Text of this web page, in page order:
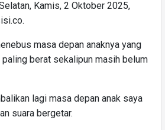
Kamis, 2 Oktober 2025,
masa depan anaknya yang
berat sekalipun masih belum
lagi masa depan anak saya
suara bergetar.